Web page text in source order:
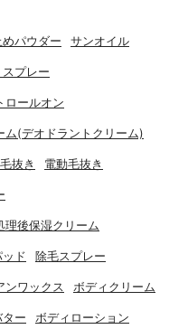
めパウダー サンオイル
プレー
ロールオン
ム(デオドラントクリーム)
毛抜き 電動毛抜き
理後保湿クリーム
ド 除毛スプレー
ンワックス ボディクリーム
ター ボディローション